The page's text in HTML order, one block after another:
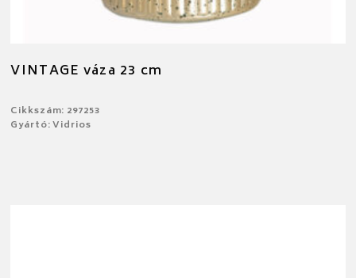
VINTAGE váza 23 cm
Cikkszám: 297253
Gyártó: Vidrios